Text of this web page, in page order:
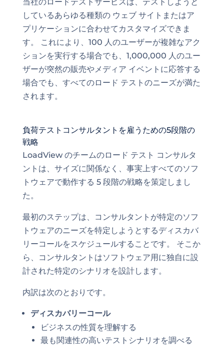
しているあらゆる種類の ウェブ サイトまたはア
プリケーションに合わせてカスタマイズできま
す。 これにより、100 人のユーザーが複雑なアク
ションを実行する場合でも、1,000,000 人のユー
ザーが突然の販売やメディア イベントに応答する
場合でも、すべてのロード テストのニーズが満た
されます。
負荷テストコンサルタントを雇うための5段階の
戦略
LoadView のチームのロード テスト コンサルタ
ントは、サイズに関係なく、事実上すべてのソフ
トウェアで動作する 5 段階の戦略を策定しまし
た。
最初のステップは、コンサルタントが特定のソフ
トウェアのニーズを特定しようとするディスカバ
リーコールをスケジュールすることです。 そこか
ら、コンサルタントはソフトウェア用に独自に設
計された特定のシナリオを設計します。
内訳は次のとおりです。
ディスカバリーコール
ビジネスの性質を理解する
最も関連性の高いテストシナリオを調べる